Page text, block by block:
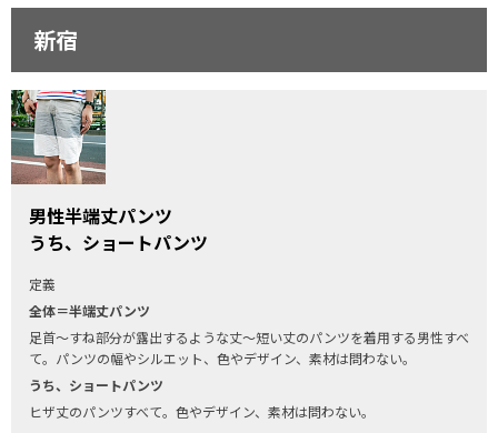
新宿
男性半端丈パンツ
うち、ショートパンツ
定義
全体＝半端丈パンツ
足首〜すね部分が露出するような丈〜短い丈のパンツを着用する男性すべ
て。パンツの幅やシルエット、色やデザイン、素材は問わない。
うち、ショートパンツ
ヒザ丈のパンツすべて。色やデザイン、素材は問わない。